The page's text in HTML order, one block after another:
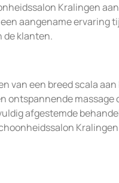
Kralingen aan
aangename ervaring
de klanten.
van een breed scala
ontspannende massage
afgestemde